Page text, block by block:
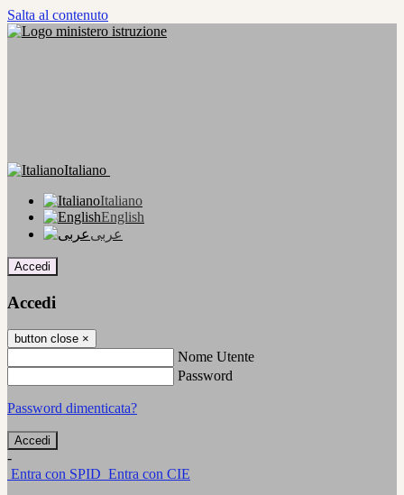
Salta al contenuto
Italiano
Italiano
English
عربى
Accedi
Accedi
button close ×
Nome Utente
Password
Password dimenticata?
-
Entra con SPID Entra con CIE